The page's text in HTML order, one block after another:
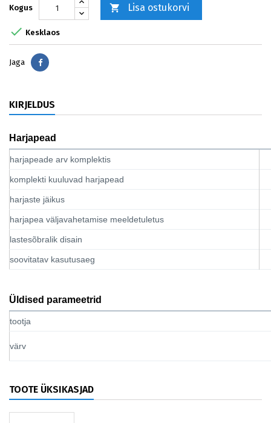
Kogus  Lisa ostukorvi
 Kesklaos
Jaga Jaga
KIRJELDUS
Harjapead
harjapeade arv komplektis
komplekti kuuluvad harjapead
harjaste jäikus
harjapea väljavahetamise meeldetuletus
lastesõbralik disain
soovitatav kasutusaeg
Üldised parameetrid
tootja
värv
TOOTE ÜKSIKASJAD